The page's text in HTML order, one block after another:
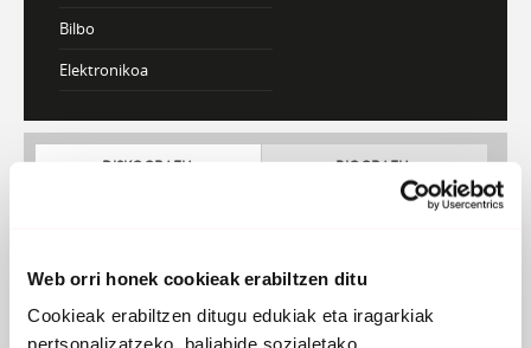
Web orri honek cookieak erabiltzen ditu
Cookieak erabiltzen ditugu edukiak eta iragarkiak
pertsonalizatzeko, baliabide sozialetako
Bilbo
Elektronikoa
DISKOGRAFIA BIOGRAFIA